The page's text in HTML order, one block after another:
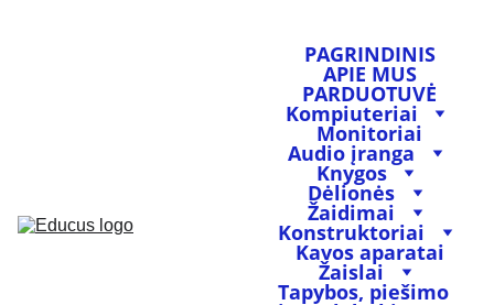
PAGRINDINIS
APIE MUS
PARDUOTUVĖ
Kompiuteriai
Monitoriai
Audio įranga
Knygos
Dėlionės
Žaidimai
Konstruktoriai
Kavos aparatai
Žaislai
Tapybos, piešimo